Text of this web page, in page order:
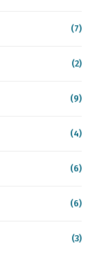
(7)
(2)
(9)
(4)
(6)
(6)
(3)